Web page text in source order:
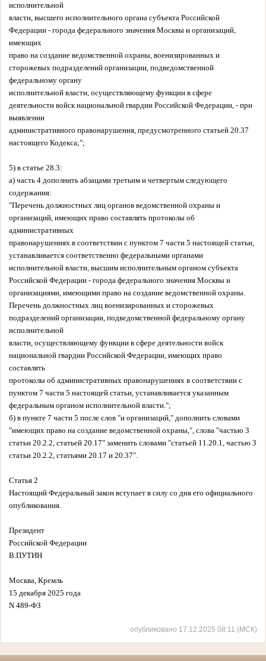
исполнительной
власти, высшего исполнительного органа субъекта Российской
Федерации - города федерального значения Москвы и организаций,
имеющих
право на создание ведомственной охраны, военизированных и
сторожевых подразделений организации, подведомственной
федеральному органу
исполнительной власти, осуществляющему функции в сфере
деятельности войск национальной гвардии Российской Федерации, - при
выявлении
административного правонарушения, предусмотренного статьей 20.37
настоящего Кодекса;";
5) в статье 28.3:
а) часть 4 дополнить абзацами третьим и четвертым следующего
содержания:
"Перечень должностных лиц органов ведомственной охраны и
организаций, имеющих право составлять протоколы об
административных
правонарушениях в соответствии с пунктом 7 части 5 настоящей статьи,
устанавливается соответственно федеральными органами
исполнительной власти, высшим исполнительным органом субъекта
Российской Федерации - города федерального значения Москвы и
организациями, имеющими право на создание ведомственной охраны.
Перечень должностных лиц военизированных и сторожевых
подразделений организации, подведомственной федеральному органу
исполнительной
власти, осуществляющему функции в сфере деятельности войск
национальной гвардии Российской Федерации, имеющих право
составлять
протоколы об административных правонарушениях в соответствии с
пунктом 7 части 5 настоящей статьи, устанавливается указанным
федеральным органом исполнительной власти.";
б) в пункте 7 части 5 после слов "и организаций," дополнить словами
"имеющих право на создание ведомственной охраны,", слова "частью 3
статьи 20.2.2, статьей 20.17" заменить словами "статьей 11.20.1, частью 3
статьи 20.2.2, статьями 20.17 и 20.37".
Статья 2
Настоящий Федеральный закон вступает в силу со дня его официального
опубликования.
Президент
Российской Федерации
В.ПУТИН
Москва, Кремль
15 декабря 2025 года
N 489-ФЗ
опубликовано 17.12.2025 08:11 (МСК)